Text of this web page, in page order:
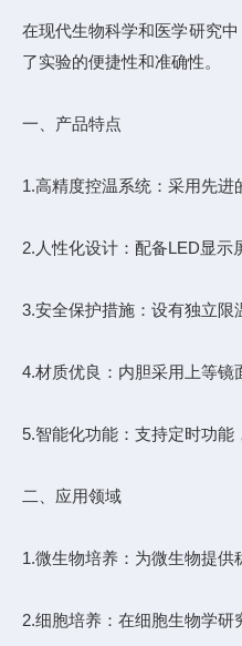
在现代生物科学和医学研究
了实验的便捷性和准确性。
一、产品特点
1.高精度控温系统：采用先
2.人性化设计：配备LED显
3.安全保护措施：设有独立
4.材质优良：内胆采用上等
5.智能化功能：支持定时功
二、应用领域
1.微生物培养：为微生物提
2.细胞培养：在细胞生物学